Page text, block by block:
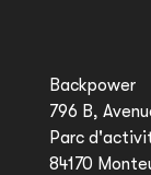
Backpower
796 B,
Parc
84170